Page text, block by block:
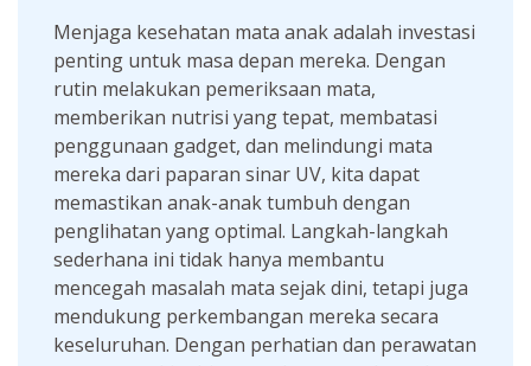
Menjaga kesehatan mata anak adalah investasi
penting untuk masa depan mereka. Dengan
rutin melakukan pemeriksaan mata,
memberikan nutrisi yang tepat, membatasi
penggunaan gadget, dan melindungi mata
mereka dari paparan sinar UV, kita dapat
memastikan anak-anak tumbuh dengan
penglihatan yang optimal. Langkah-langkah
sederhana ini tidak hanya membantu
mencegah masalah mata sejak dini, tetapi juga
mendukung perkembangan mereka secara
keseluruhan. Dengan perhatian dan perawatan